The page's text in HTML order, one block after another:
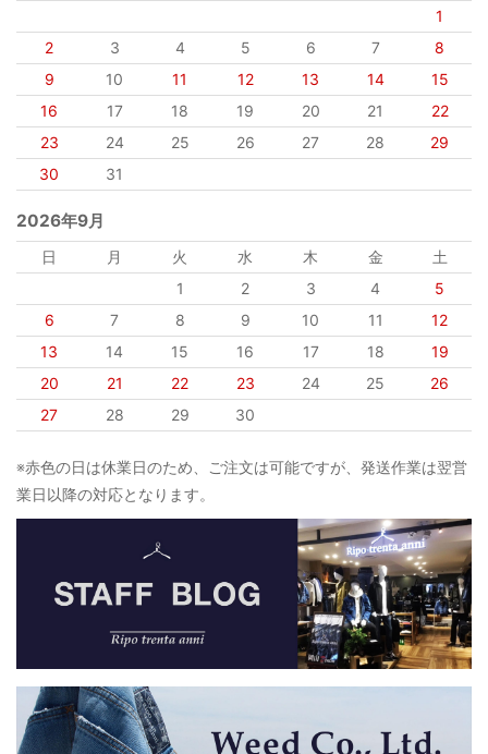
1
2
3 4 5 6 7
8
9
10 11 12 13 14
15
16
17 18 19 20 21
22
23
24 25 26 27 28
29
30
31
2026年9月
日 月 火 水 木 金
土
1
2 3 4
5
6
7 8 9 10 11
12
13
14 15 16 17 18
19
20
21 22 23 24 25
26
27
28 29 30
※赤色の日は休業日のため、ご注文は可能ですが、発送作業は翌営
業日以降の対応となります。